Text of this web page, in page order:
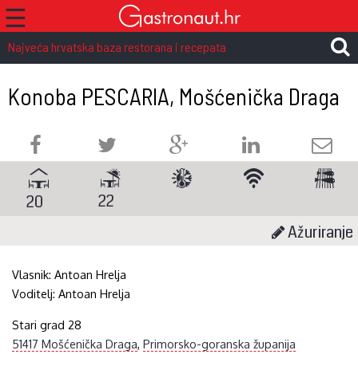
☰
Najveća hrvatska baza restorana i recepata
Konoba PESCARIA, Mošćenička Draga
20
22
Ažuriranje
Vlasnik:Antoan Hrelja
Voditelj:Antoan Hrelja
Stari grad 28
51417 Mošćenička Draga,Primorsko-goranska županija